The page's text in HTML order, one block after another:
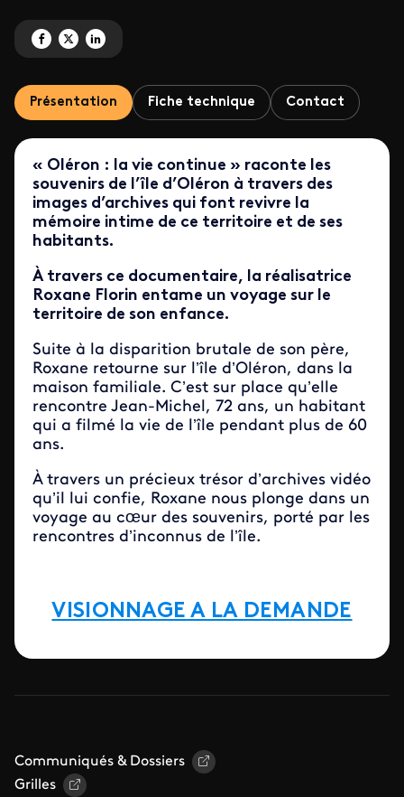
Partagez 'Oléron : la vie continue' sur Facebook
Partagez 'Oléron : la vie continue' sur X
Partagez 'Oléron : la vie continue' sur LinkedIn
Présentation Fiche technique Contact
« Oléron : la vie continue » raconte les
souvenirs de l’île d’Oléron à travers des
images d’archives qui font revivre la
mémoire intime de ce territoire et de ses
habitants.
À travers ce documentaire, la réalisatrice
Roxane Florin entame un voyage sur le
territoire de son enfance.
Suite à la disparition brutale de son père,
Roxane retourne sur l’île d’Oléron, dans la
maison familiale. C’est sur place qu’elle
rencontre Jean-Michel, 72 ans, un habitant
qui a filmé la vie de l’île pendant plus de 60
ans.
À travers un précieux trésor d’archives vidéo
qu’il lui confie, Roxane nous plonge dans un
voyage au cœur des souvenirs, porté par les
rencontres d’inconnus de l’île.
VISIONNAGE A LA DEMANDE
Communiqués & Dossiers
Grilles